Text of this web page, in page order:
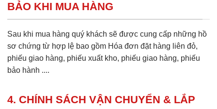
BẢO KHI MUA HÀNG
Sau khi mua hàng quý khách sẽ được cung cấp những hồ
sơ chứng từ hợp lệ bao gồm Hóa đơn đặt hàng liên đỏ,
phiếu giao hàng, phiếu xuất kho, phiếu giao hàng, phiếu
bảo hành ....
4. CHÍNH SÁCH VẬN CHUYỂN & LẮP